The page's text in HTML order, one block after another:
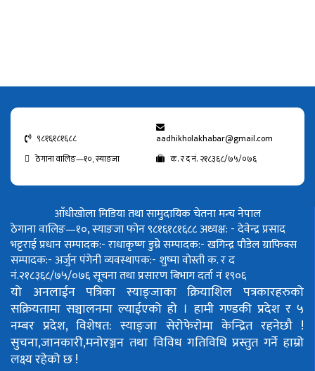
९८१६१८१६८८
aadhikholakhabar@gmail.com
ठेगाना वालिङ—१०, स्याङजा
क. र द नं. २१८३६८/७५/०७६
आँधीखोला मिडिया तथा सामुदायिक चेतना मन्च नेपाल
ठेगाना वालिङ—१०, स्याङजा फोन ९८१६१८१६८८अध्यक्ष: - देवेन्द्र प्रसाद
भट्टराईप्रधान सम्पादक:- राधाकृष्ण डुम्रेसम्पादक:- खगिन्द्र पौडेलग्राफिक्स
सम्पादक:- अर्जुन पंगेनीव्यवस्थापक:- शुष्मा वोस्तीक. र द
नं.२१८३६८/७५/०७६सूचना तथा प्रसारण बिभाग दर्ता नं १९०६
यो अनलाईन पत्रिका स्याङ्जाका क्रियाशिल पत्रकारहरुको
सक्रियतामा सञ्चालनमा ल्याईएको हो । हामी गण्डकी प्रदेश र ५
नम्बर प्रदेश, विशेषत: स्याङ्जा सेरोफेरोमा केन्द्रित रहनेछौ !
सुचना,जानकारी,मनोरञ्जन तथा विविध गतिविधि प्रस्तुत गर्ने हाम्रो
लक्ष्य रहेको छ !